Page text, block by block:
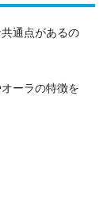
通点があるの
ーラの特徴を